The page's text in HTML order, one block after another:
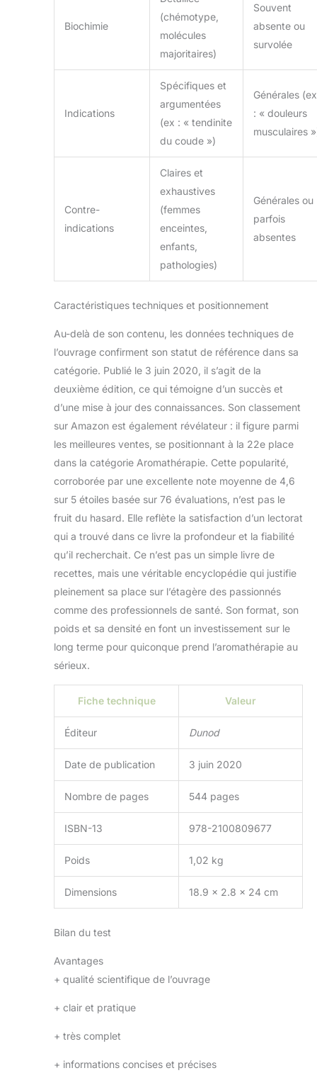
Biochimie
(chémotype,
molécules
majoritaires)
Souvent
absente ou
survolée
Indications
Spécifiques et
argumentées
(ex : « tendinite
du coude »)
Générales (ex
: « douleurs
musculaires
Contre-
indications
Claires et
exhaustives
(femmes
enceintes,
enfants,
pathologies)
Générales ou
parfois
absentes
Caractéristiques techniques et positionnement
Au-delà de son contenu, les données techniques de
l’ouvrage confirment son statut de référence dans sa
catégorie. Publié le 3 juin 2020, il s’agit de la
deuxième édition, ce qui témoigne d’un succès et
d’une mise à jour des connaissances. Son classement
sur Amazon est également révélateur : il figure parmi
les meilleures ventes, se positionnant à la 22e place
dans la catégorie Aromathérapie. Cette popularité,
corroborée par une excellente note moyenne de 4,6
sur 5 étoiles basée sur 76 évaluations, n’est pas le
fruit du hasard. Elle reflète la satisfaction d’un lectorat
qui a trouvé dans ce livre la profondeur et la fiabilité
qu’il recherchait. Ce n’est pas un simple livre de
recettes, mais une véritable encyclopédie qui justifie
pleinement sa place sur l’étagère des passionnés
comme des professionnels de santé. Son format, son
poids et sa densité en font un investissement sur le
long terme pour quiconque prend l’aromathérapie au
sérieux.
Fiche technique Valeur
Éditeur Dunod
Date de publication 3 juin 2020
Nombre de pages 544 pages
ISBN-13 978-2100809677
Poids 1,02 kg
Dimensions 18.9 x 2.8 x 24 cm
Bilan du test
Avantages
+ qualité scientifique de l’ouvrage
+ clair et pratique
+ très complet
+ informations concises et précises